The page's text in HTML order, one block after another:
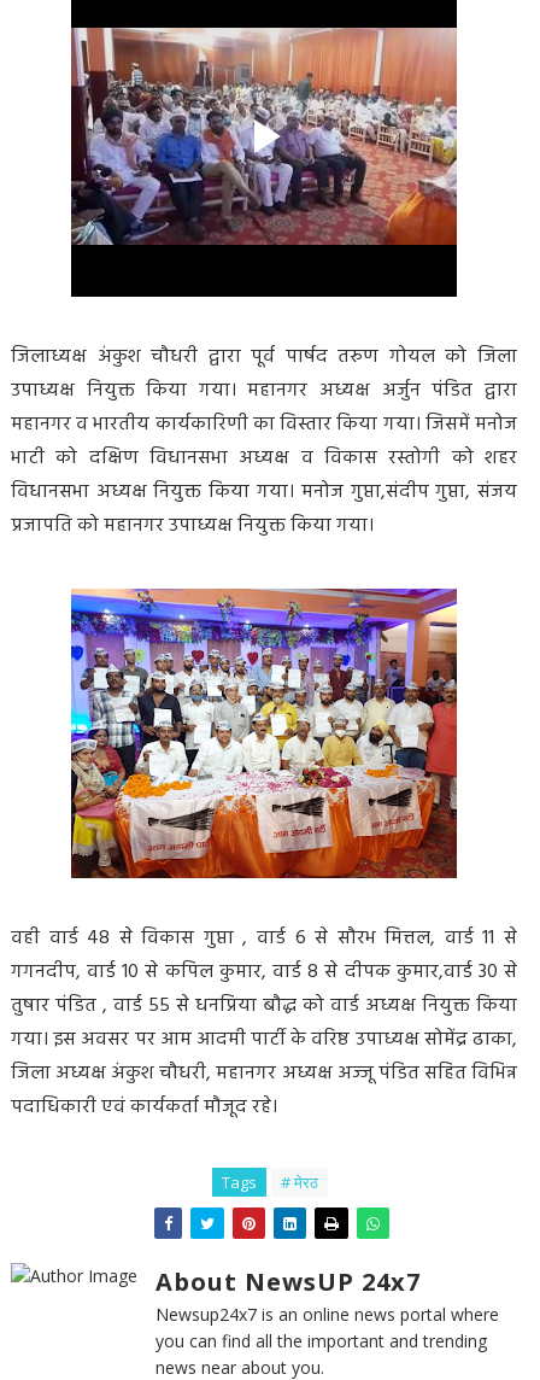
जिलाध्यक्ष अंकुश चौधरी द्वारा पूर्व पार्षद तरुण गोयल को जिला
उपाध्यक्ष नियुक्त किया गया। महानगर अध्यक्ष अर्जुन पंडित द्वारा
महानगर व भारतीय कार्यकारिणी का विस्तार किया गया। जिसमें मनोज
भाटी को दक्षिण विधानसभा अध्यक्ष व विकास रस्तोगी को शहर
विधानसभा अध्यक्ष नियुक्त किया गया। मनोज गुप्ता,संदीप गुप्ता, संजय
प्रजापति को महानगर उपाध्यक्ष नियुक्त किया गया।
वही वार्ड 48 से विकास गुप्ता , वार्ड 6 से सौरभ मित्तल, वार्ड 11 से
गगनदीप, वार्ड 10 से कपिल कुमार, वार्ड 8 से दीपक कुमार,वार्ड 30 से
तुषार पंडित , वार्ड 55 से धनप्रिया बौद्ध को वार्ड अध्यक्ष नियुक्त किया
गया। इस अवसर पर आम आदमी पार्टी के वरिष्ठ उपाध्यक्ष सोमेंद्र ढाका,
जिला अध्यक्ष अंकुश चौधरी, महानगर अध्यक्ष अज्जू पंडित सहित विभिन्न
पदाधिकारी एवं कार्यकर्ता मौजूद रहे।
Tags # मेरठ
About NewsUP 24x7
Newsup24x7 is an online news portal where
you can find all the important and trending
news near about you.